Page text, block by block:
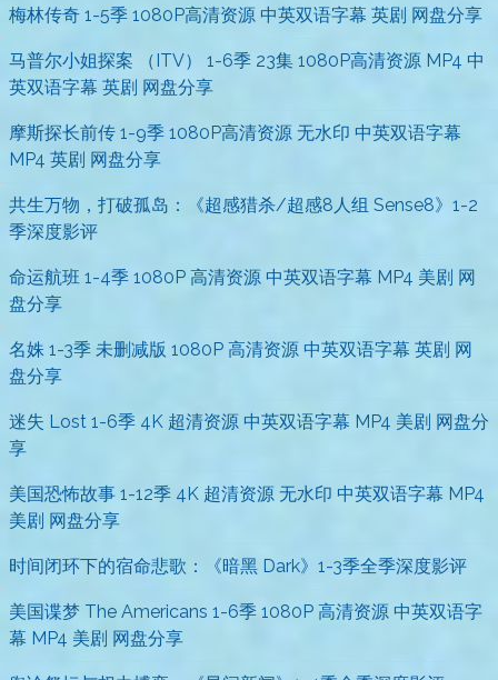
梅林传奇 1-5季 1080P高清资源 中英双语字幕 英剧 网盘分享
马普尔小姐探案 （ITV） 1-6季 23集 1080P高清资源 MP4 中
英双语字幕 英剧 网盘分享
摩斯探长前传 1-9季 1080P高清资源 无水印 中英双语字幕
MP4 英剧 网盘分享
共生万物，打破孤岛：《超感猎杀/超感8人组 Sense8》1-2
季深度影评
命运航班 1-4季 1080P 高清资源 中英双语字幕 MP4 美剧 网
盘分享
名姝 1-3季 未删减版 1080P 高清资源 中英双语字幕 英剧 网
盘分享
迷失 Lost 1-6季 4K 超清资源 中英双语字幕 MP4 美剧 网盘分
享
美国恐怖故事 1-12季 4K 超清资源 无水印 中英双语字幕 MP4
美剧 网盘分享
时间闭环下的宿命悲歌：《暗黑 Dark》1-3季全季深度影评
美国谍梦 The Americans 1-6季 1080P 高清资源 中英双语字
幕 MP4 美剧 网盘分享